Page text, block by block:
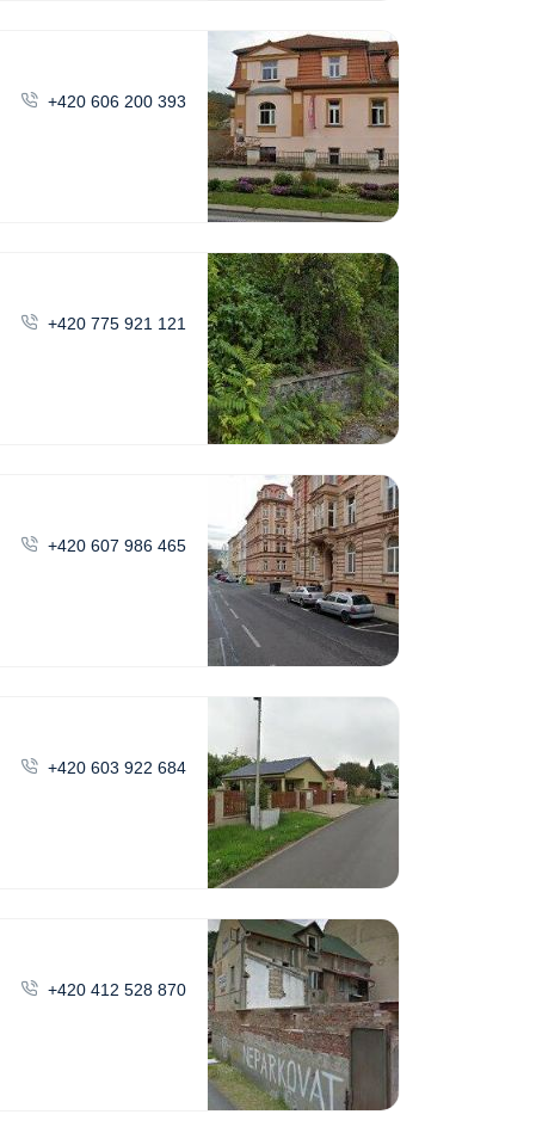
+420 606 200 393
+420 775 921 121
+420 607 986 465
+420 603 922 684
+420 412 528 870